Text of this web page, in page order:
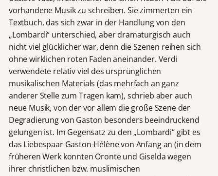
vorhandene Musik zu schreiben. Sie zimmerten ein
Textbuch, das sich zwar in der Handlung von den
„Lombardi“ unterschied, aber dramaturgisch auch
nicht viel glücklicher war, denn die Szenen reihen sich
ohne wirklichen roten Faden aneinander. Verdi
verwendete relativ viel des ursprünglichen
musikalischen Materials (das mehrfach an ganz
anderer Stelle zum Tragen kam), schrieb aber auch
neue Musik, von der vor allem die große Szene der
Degradierung von Gaston besonders beeindruckend
gelungen ist. Im Gegensatz zu den „Lombardi“ gibt es
das Liebespaar Gaston-Hélène von Anfang an (in dem
früheren Werk konnten Oronte und Giselda wegen
ihrer christlichen bzw. muslimischen